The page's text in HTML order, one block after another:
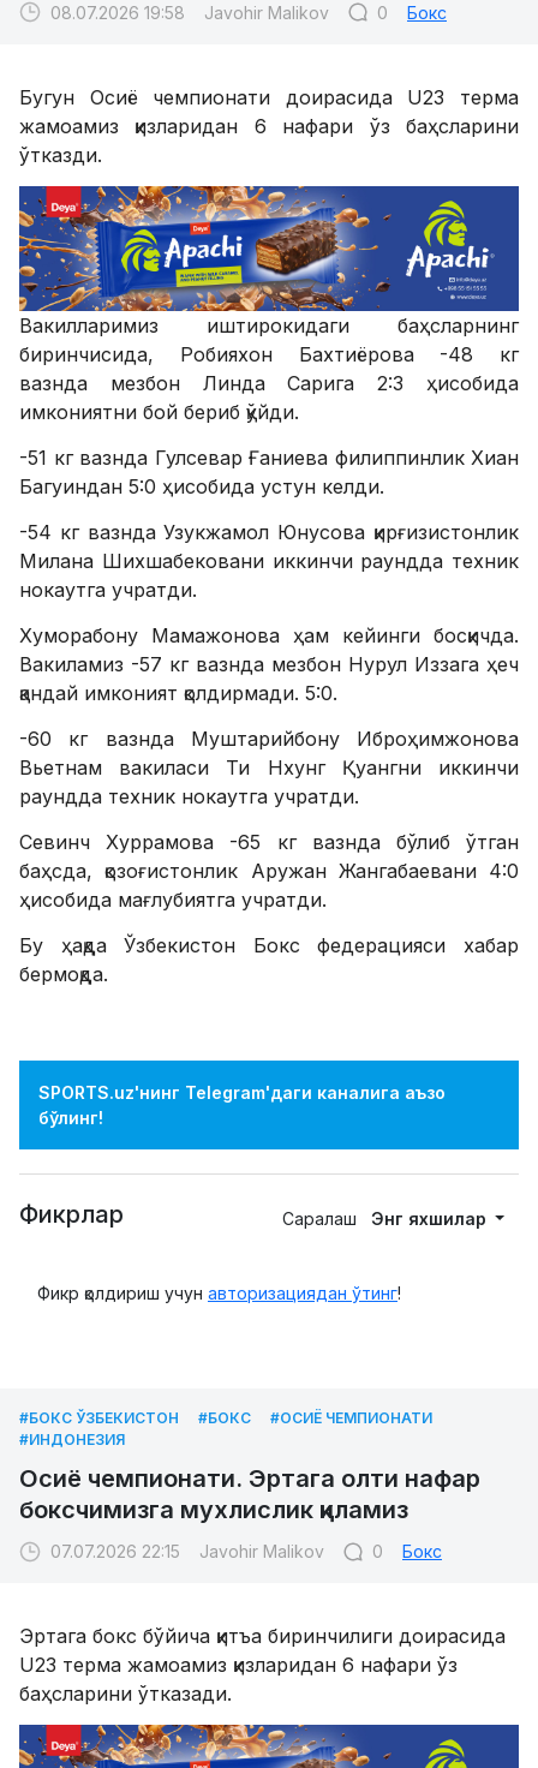
08.07.2026 19:58 Javohir Malikov 0 Бокс
Бугун Осиё чемпионати доирасида U23 терма
жамоамиз қизларидан 6 нафари ўз баҳсларини
ўтказди.
Вакилларимиз иштирокидаги баҳсларнинг
биринчисида, Робияхон Бахтиёрова -48 кг
вазнда мезбон Линда Сарига 2:3 ҳисобида
имкониятни бой бериб қўйди.
-51 кг вазнда Гулсевар Ғаниева филиппинлик Хиан
Багуиндан 5:0 ҳисобида устун келди.
-54 кг вазнда Узукжамол Юнусова қирғизистонлик
Милана Шихшабековани иккинчи раундда техник
нокаутга учратди.
Хуморабону Мамажонова ҳам кейинги босқичда.
Вакиламиз -57 кг вазнда мезбон Нурул Иззага ҳеч
қандай имконият қолдирмади. 5:0.
-60 кг вазнда Муштарийбону Иброҳимжонова
Вьетнам вакиласи Ти Нхунг Қуангни иккинчи
раундда техник нокаутга учратди.
Севинч Хуррамова -65 кг вазнда бўлиб ўтган
баҳсда, қозоғистонлик Аружан Жангабаевани 4:0
ҳисобида мағлубиятга учратди.
Бу ҳақда Ўзбекистон Бокс федерацияси хабар
бермоқда.
SPORTS.uz'нинг Telegram'даги каналига аъзо
бўлинг!
Фикрлар Саралаш Энг яхшилар
Фикр қолдириш учун авторизациядан ўтинг!
#БОКС ЎЗБЕКИСТОН #БОКС
#ОСИЁ ЧЕМПИОНАТИ
#ИНДОНЕЗИЯ
Осиё чемпионати. Эртага олти нафар
боксчимизга мухлислик қиламиз
07.07.2026 22:15 Javohir Malikov 0 Бокс
Эртага бокс бўйича қитъа биринчилиги доирасида
U23 терма жамоамиз қизларидан 6 нафари ўз
баҳсларини ўтказади.